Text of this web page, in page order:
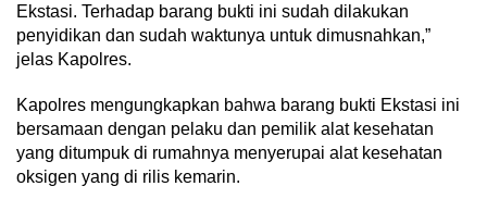
Ekstasi. Terhadap barang bukti ini sudah dilakukan
penyidikan dan sudah waktunya untuk dimusnahkan,”
jelas Kapolres.
Kapolres mengungkapkan bahwa barang bukti Ekstasi ini
bersamaan dengan pelaku dan pemilik alat kesehatan
yang ditumpuk di rumahnya menyerupai alat kesehatan
oksigen yang di rilis kemarin.